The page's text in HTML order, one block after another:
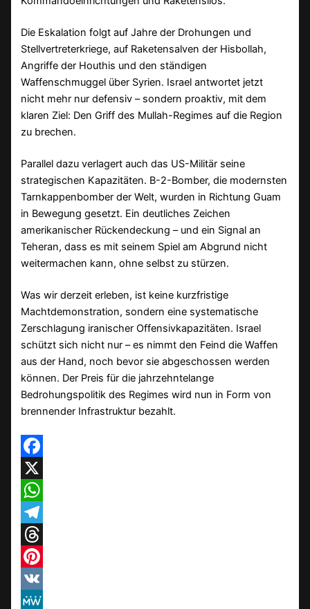
Die Eskalation folgt auf Jahre der Drohungen und
Stellvertreterkriege, auf Raketensalven der Hisbollah,
Angriffe der Houthis und den ständigen
Waffenschmuggel über Syrien. Israel antwortet jetzt
nicht mehr nur defensiv – sondern proaktiv, mit dem
klaren Ziel: Den Griff des Mullah-Regimes auf die Region
zu brechen.
Parallel dazu verlagert auch das US-Militär seine
strategischen Kapazitäten. B-2-Bomber, die modernsten
Tarnkappenbomber der Welt, wurden in Richtung Guam
in Bewegung gesetzt. Ein deutliches Zeichen
amerikanischer Rückendeckung – und ein Signal an
Teheran, dass es mit seinem Spiel am Abgrund nicht
weitermachen kann, ohne selbst zu stürzen.
Was wir derzeit erleben, ist keine kurzfristige
Machtdemonstration, sondern eine systematische
Zerschlagung iranischer Offensivkapazitäten. Israel
schützt sich nicht nur – es nimmt den Feind die Waffen
aus der Hand, noch bevor sie abgeschossen werden
können. Der Preis für die jahrzehntelange
Bedrohungspolitik des Regimes wird nun in Form von
brennender Infrastruktur bezahlt.
Facebook
X
WhatsApp
Telegram
Threads
Pinterest
VK